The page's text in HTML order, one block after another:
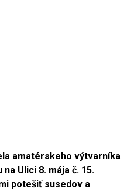
amatérskeho výtvarníka
Ulici 8. mája č. 15.
potešiť susedov a